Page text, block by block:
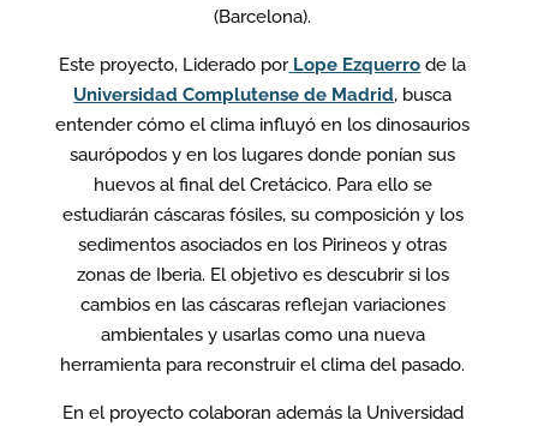
(Barcelona).
Este proyecto, Liderado por Lope Ezquerro de la
Universidad Complutense de Madrid, busca
entender cómo el clima influyó en los dinosaurios
saurópodos y en los lugares donde ponían sus
huevos al final del Cretácico. Para ello se
estudiarán cáscaras fósiles, su composición y los
sedimentos asociados en los Pirineos y otras
zonas de Iberia. El objetivo es descubrir si los
cambios en las cáscaras reflejan variaciones
ambientales y usarlas como una nueva
herramienta para reconstruir el clima del pasado.
En el proyecto colaboran además la Universidad